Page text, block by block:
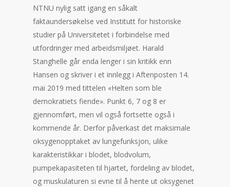
NTNU nylig satt igang en såkalt
faktaundersøkelse ved Institutt for historiske
studier på Universitetet i forbindelse med
utfordringer med arbeidsmiljøet. Harald
Stanghelle går enda lenger i sin kritikk enn
Hansen og skriver i et innlegg i Aftenposten 14.
mai 2019 med tittelen «Helten som ble
demokratiets fiende». Punkt 6, 7 og 8 er
gjennomført, men vil også fortsette også i
kommende år. Derfor påverkast det maksimale
oksygenopptaket av lungefunksjon, ulike
karakteristikkar i blodet, blodvolum,
pumpekapasiteten til hjartet, fordeling av blodet,
og muskulaturen si evne til å hente ut oksygenet